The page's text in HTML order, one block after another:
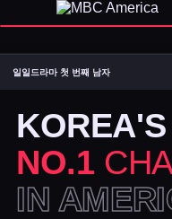
KOREA'S
NO.1
IN
ON AIR — LIVE
일일드라마 첫 번째 남자